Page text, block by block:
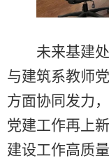
未来基建
与建筑系教师
方面协同发力
党建工作再上
建设工作高质量